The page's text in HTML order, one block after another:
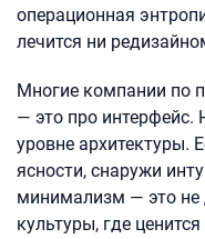
операционная
лечится ни
Многие компании по
— это про интерфейс.
уровне архитектуры.
ясности, снаружи
минимализм — это не
культуры, где